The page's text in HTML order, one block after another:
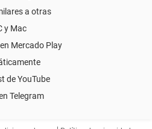
a otras
y Mac
Mercado Play
de YouTube
Telegram